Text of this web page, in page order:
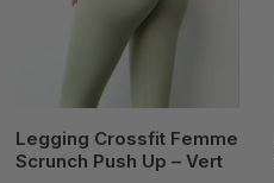
Legging Crossfit Femme
Scrunch Push Up – Vert